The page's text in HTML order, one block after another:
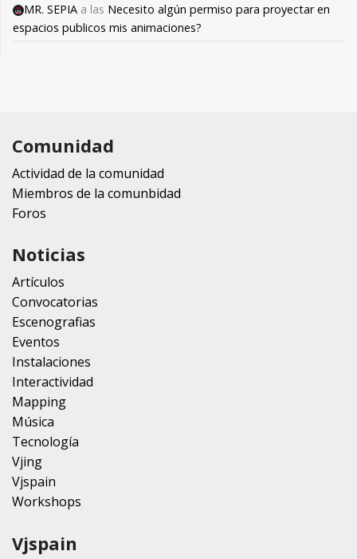
MR. SEPIA a las Necesito algún permiso para proyectar en
espacios publicos mis animaciones?
Comunidad
Actividad de la comunidad
Miembros de la comunbidad
Foros
Noticias
Artículos
Convocatorias
Escenografias
Eventos
Instalaciones
Interactividad
Mapping
Música
Tecnología
Vjing
Vjspain
Workshops
Vjspain